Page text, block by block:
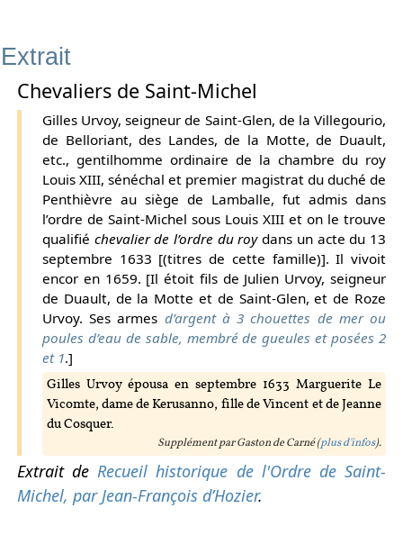
Extrait
Chevaliers de Saint-Michel
Gilles Urvoy, seigneur de Saint-Glen, de la Villegourio,
de Belloriant, des Landes, de la Motte, de Duault,
etc., gentilhomme ordinaire de la chambre du roy
Louis XIII, sénéchal et premier magistrat du duché de
Penthièvre au siège de Lamballe, fut admis dans
l’ordre de Saint-Michel sous Louis XIII et on le trouve
qualifié chevalier de l’ordre du roydans un acte du 13
septembre 1633 [(titres de cette famille)]. Il vivoit
encor en 1659. [Il étoit fils de Julien Urvoy, seigneur
de Duault, de la Motte et de Saint-Glen, et de Roze
Urvoy. Ses armes d’argent à 3 chouettes de mer ou
poules d’eau de sable, membré de gueules et posées 2
et 1.]
Gilles Urvoy épousa en septembre 1633 Marguerite Le
Vicomte, dame de Kerusanno, fille de Vincent et de Jeanne
du Cosquer.
Supplément par Gaston de Carné (plus d'infos).
Extrait deRecueil historique de l'Ordre de Saint-
Michel, par Jean-François d’Hozier.